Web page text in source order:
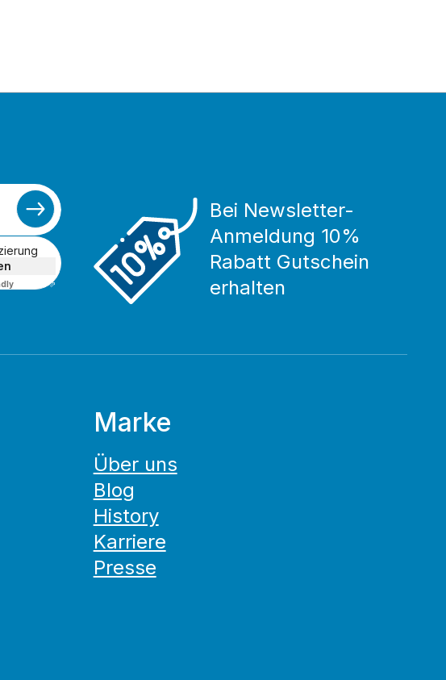
Captcha ⇗
Bei Newsletter-
Anmeldung 10%
Rabatt Gutschein
erhalten
Marke
Über uns
Blog
History
Karriere
Presse